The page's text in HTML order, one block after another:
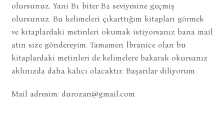
olursunuz. Yani B1 biter B2 seviyesine geçmiş
olursunuz. Bu kelimeleri çıkarttığım kitapları görmek
ve kitaplardaki metinleri okumak istiyorsanız bana mail
atın size göndereyim. Tamamen İbranice olan bu
kitaplardaki metinleri de kelimelere bakarak okursanız
aklınızda daha kalıcı olacaktır. Başarılar diliyorum
Mail adresim: durozan@gmail.com